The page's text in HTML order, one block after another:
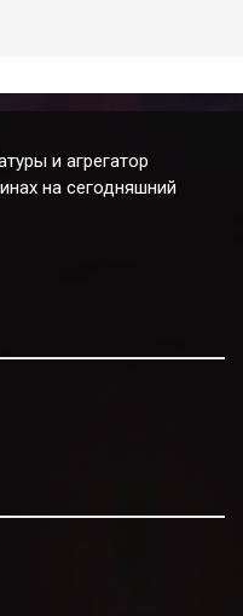
и агрегатор
на сегодняшний